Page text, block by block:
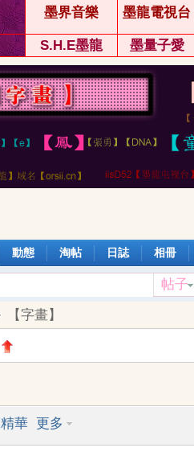
墨界音樂 墨龍電視台
S.H.E墨龍 墨量子愛
動態 淘帖 日誌 相冊
帖子
【字畫】
精華 更多